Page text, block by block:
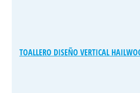
TOALLERO DISEÑO VERTICAL